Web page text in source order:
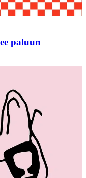
paluun